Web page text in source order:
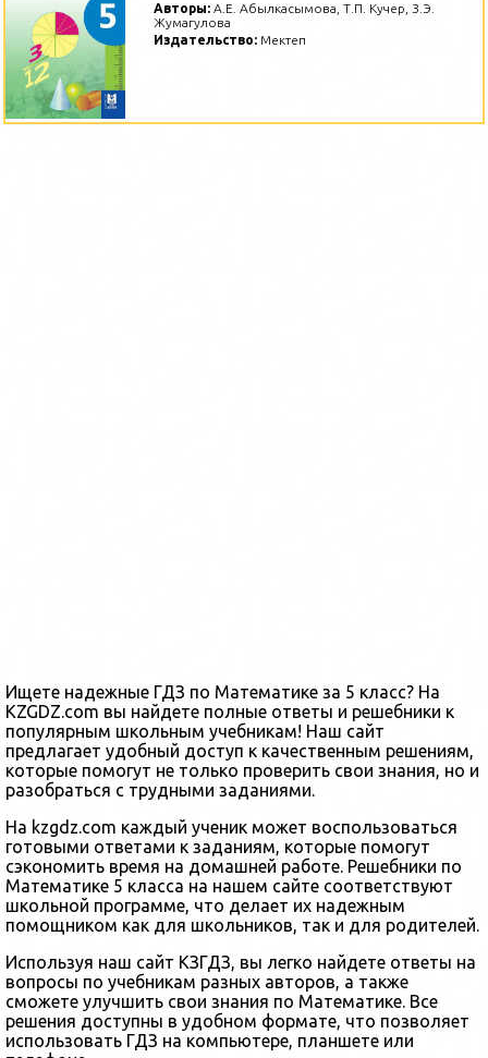
Авторы: А.Е. Абылкасымова, Т.П. Кучер, З.Э.
Жумагулова
Издательство: Мектеп
Ищете надежные ГДЗ по Математике за 5 класс? На
KZGDZ.com вы найдете полные ответы и решебники к
популярным школьным учебникам! Наш сайт
предлагает удобный доступ к качественным решениям,
которые помогут не только проверить свои знания, но и
разобраться с трудными заданиями.
На kzgdz.com каждый ученик может воспользоваться
готовыми ответами к заданиям, которые помогут
сэкономить время на домашней работе. Решебники по
Математике 5 класса на нашем сайте соответствуют
школьной программе, что делает их надежным
помощником как для школьников, так и для родителей.
Используя наш сайт КЗГДЗ, вы легко найдете ответы на
вопросы по учебникам разных авторов, а также
сможете улучшить свои знания по Математике. Все
решения доступны в удобном формате, что позволяет
использовать ГДЗ на компьютере, планшете или